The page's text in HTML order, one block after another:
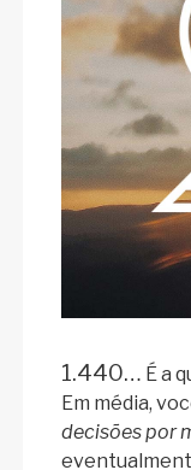
1.440… É a
Em média,
decisões por